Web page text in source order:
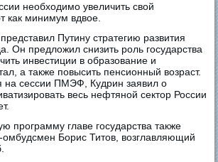
необходимо увеличить свой
как минимум вдвое.
Путину стратегию развития
Он предложил снизить роль государства
инвестиции в образование и
а также повысить пенсионный возраст.
на сессии ПМЭФ, Кудрин заявил о
весь нефтяной сектор России
программу главе государства также
омбудсмен Борис Титов, возглавляющий